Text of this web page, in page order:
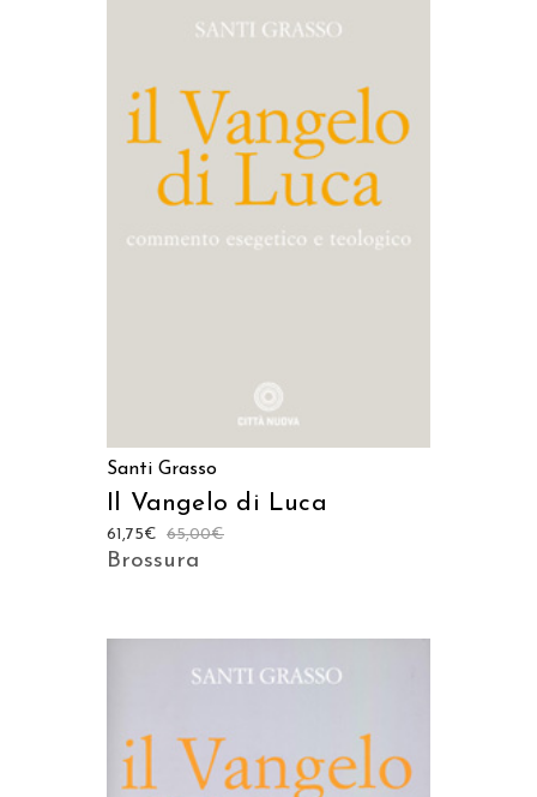
Santi Grasso
Il Vangelo di Luca
65,00€
61,75€
Brossura